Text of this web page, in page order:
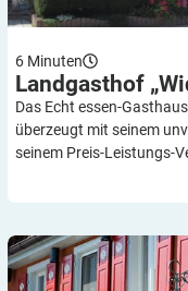
6 Minuten
Landgasthof
Das Echt essen-
überzeugt mit seinem
seinem Preis-Leistungs-
„Rose“: